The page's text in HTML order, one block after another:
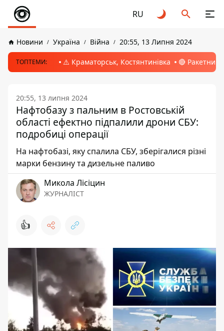
RU
Новини Україна Війна 20:55, 13 Липня 2024
ТОПТЕМИ: ⚠️ Краматорськ, Костянтинівка 🔴 Ракетний
20:55, 13 липня 2024
Нафтобазу з пальним в Ростовській
області ефектно підпалили дрони СБУ:
подробиці операції
На нафтобазі, яку спалила СБУ, зберігалися різні
марки бензину та дизельне паливо
Микола Лісіцин
ЖУРНАЛІСТ
👍